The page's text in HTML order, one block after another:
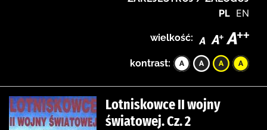
PL EN
wielkość:
kontrast:
Lotniskowce II wojny
światowej. Cz. 2